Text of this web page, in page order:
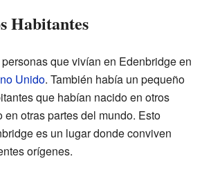
Habitantes
que vivían en Edenbridge en
Unido. También había un pequeño
que habían nacido en otros
en otras partes del mundo. Esto
es un lugar donde conviven
orígenes.